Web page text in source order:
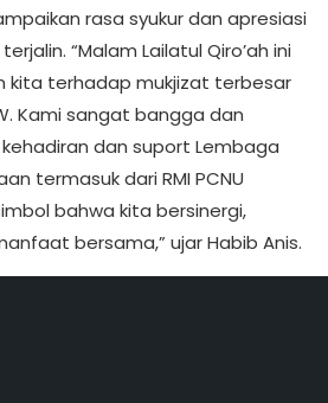
rasa syukur dan apresiasi
“Malam Lailatul Qiro’ah ini
kita terhadap mukjizat terbesar
Kami sangat bangga dan
dan suport Lembaga
termasuk dari RMI PCNU
bahwa kita bersinergi,
bersama,” ujar Habib Anis.